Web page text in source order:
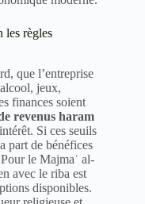
les règles
que l’entreprise
jeux,
finances soient
revenus haram
Si ces seuils
part de bénéfices
le Majmaʿ al-
avec le riba est
disponibles.